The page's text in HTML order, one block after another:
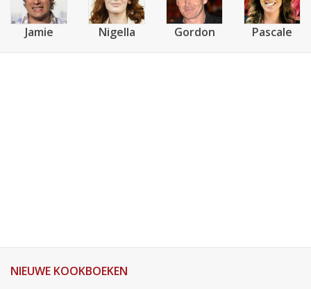
Jamie Nigella Gordon Pascale
NIEUWE KOOKBOEKEN